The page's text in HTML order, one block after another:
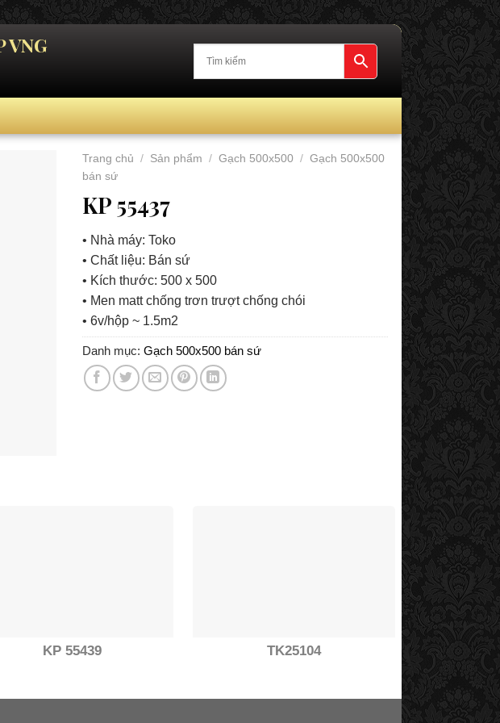
VNG
Trang chủ / Sản phẩm / Gạch 500x500 / Gạch 500x500
bán sứ
KP 55437
• Nhà máy: Toko
• Chất liệu: Bán sứ
• Kích thước: 500 x 500
• Men matt chống trơn trượt chống chói
• 6v/hộp ~ 1.5m2
Danh mục: Gạch 500x500 bán sứ
KP 55439 TK25104